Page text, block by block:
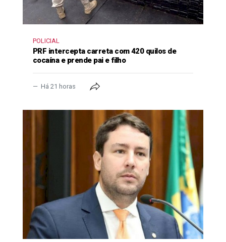
POLICIAL
PRF intercepta carreta com 420 quilos de
cocaína e prende pai e filho
Há 21 horas